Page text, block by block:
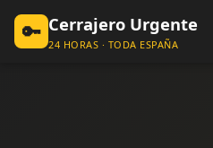
🔑 Cerrajero Urgente
24 HORAS · TODA ESPAÑA